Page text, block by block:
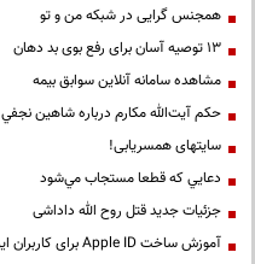
همجنس گرایی در شبکه من و تو
13 توصیه آسان برای رفع بوی بد دهان
مشاهده سامانه آنلاين سوابق بیمه
حكم آيت‌الله مكارم درباره شاهين نجفي
سایتهای همسریابی!
دعايي كه قطعا مستجاب مي‌شود
جزئیات جدید قتل روح الله داداشی
آموزش ساخت Apple ID برای کاربران ایرانی